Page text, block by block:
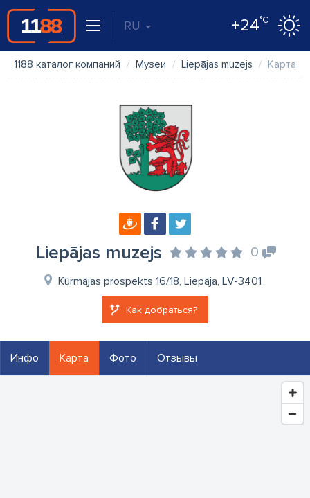
RU +24°C
1188 каталог компаний Музеи Liepājas muzejs Карта
Liepājas muzejs 0
Kūrmājas prospekts 16/18, Liepāja, LV-3401
Как добраться?
Инфо Карта Фото Отзывы